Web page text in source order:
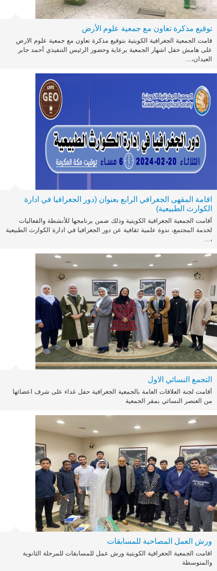
توقيع مذكرة تعاون مع جمعية علوم الأرض
قامت الجمعية الجغرافية الكويتية بتوقيع مذكرة تعاون مع جمعية علوم الارض
على هامش حفل اشهار الجمعية برعاية وحضور الرئيس التنفيذي أحمد جابر
العيدان،...
اقامة المقهى الجغرافي الرابع بعنوان (دور الجغرافيا في ادارة
الكوارث الطبيعية)
أقامت الجمعية الجغرافية الكويتية وذلك ضمن برنامجها للأنشطة والفعاليات
لخدمة المجتمع، ندوة علمية ثقافية عن دور الجغرافيا في ادارة الكوارث الطبيعية
،...
التجمع النسائي الاول
أقامت لجنة العلاقات العامة بالجمعية الجغرافية حفل غداء على شرف اعضائها
من العنصر النسائي بمقر الجمعية
ورش العمل المصاحبة للمسابقات
اقامت الجمعية الجغرافية الكويتية ورش عمل للمسابقات للمرحلة الثانوية
والمتوسطة